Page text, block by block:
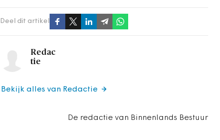
Deel dit artikel
Redac
tie
De redactie van Binnenlands Bestuur
Bekijk alles van Redactie